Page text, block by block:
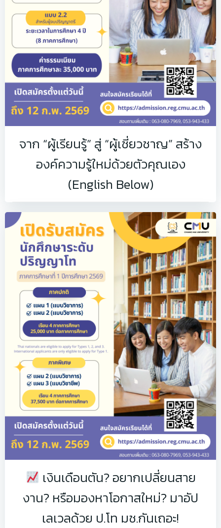
จาก “ผู้เรียนรู้” สู่ “ผู้เชี่ยวชาญ” สร้าง
องค์ความรู้ใหม่ด้วยตัวคุณเอง
(English Below)
เงินเดือนตัน? อยากเปลี่ยนสาย
งาน? หรือมองหาโอกาสใหม่? มาอัป
เลเวลด้วย ป.โท มช.กันเถอะ!